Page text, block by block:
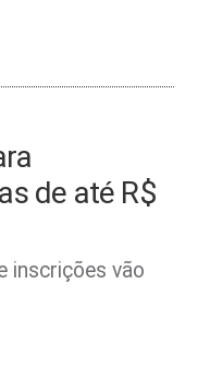
de até R$
inscrições vão